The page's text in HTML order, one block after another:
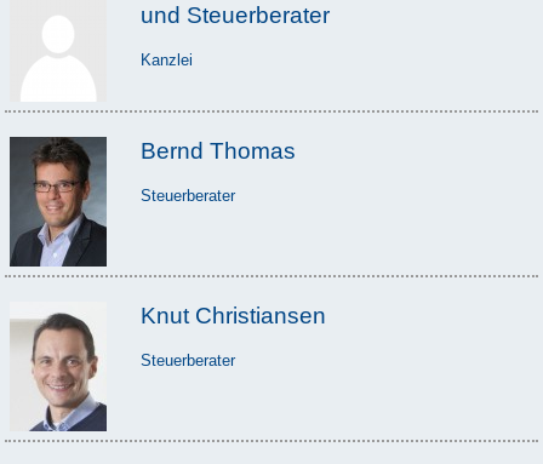
und Steuerberater
Kanzlei
Bernd Thomas
Steuerberater
Knut Christiansen
Steuerberater